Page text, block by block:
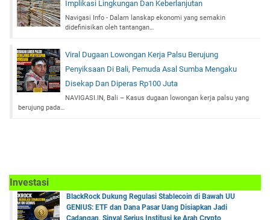
Implikasi Lingkungan Dan Keberlanjutan
Navigasi Info - Dalam lanskap ekonomi yang semakin
didefinisikan oleh tantangan…
Viral Dugaan Lowongan Kerja Palsu Berujung
Penyiksaan Di Bali, Pemuda Asal Sumba Mengaku
Disekap Dan Diperas Rp100 Juta
NAVIGASI.IN, Bali – Kasus dugaan lowongan kerja palsu yang
berujung pada…
Investasi
BlackRock Dukung Regulasi Stablecoin di Bawah UU
GENIUS: ETF dan Dana Pasar Uang Disiapkan Jadi